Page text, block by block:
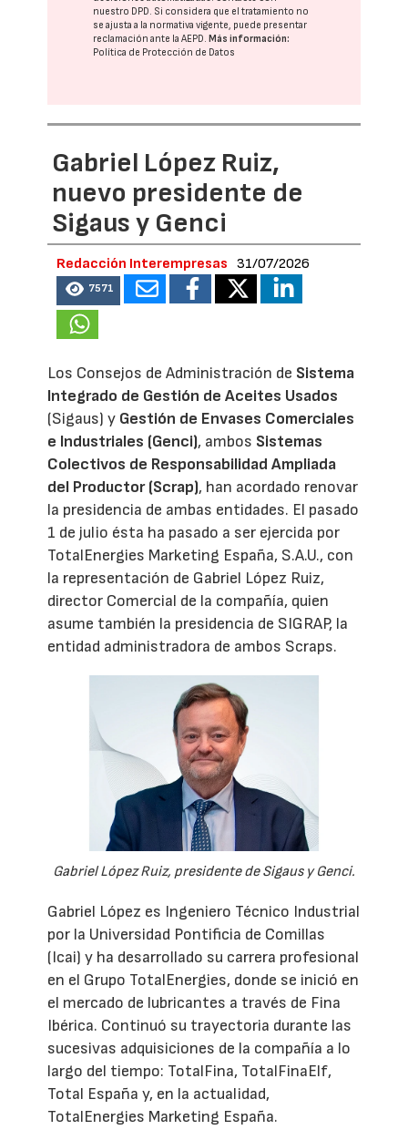
nuestro DPD. Si considera que el tratamiento no
se ajusta a la normativa vigente, puede presentar
reclamación ante laAEPD. Más información:
Política de Protección de Datos
Gabriel López Ruiz,
nuevo presidente de
Sigaus y Genci
Redacción Interempresas 31/07/2026
7571
Los Consejos de Administración de Sistema
Integrado de Gestión de Aceites Usados
(Sigaus) y Gestión de Envases Comerciales
e Industriales (Genci), ambos Sistemas
Colectivos de Responsabilidad Ampliada
del Productor (Scrap), han acordado renovar
la presidencia de ambas entidades. El pasado
1 de julio ésta ha pasado a ser ejercida por
TotalEnergies Marketing España, S.A.U., con
la representación de Gabriel López Ruiz,
director Comercial de la compañía, quien
asume también la presidencia de SIGRAP, la
entidad administradora de ambos Scraps.
Gabriel López Ruiz, presidente de Sigaus y Genci.
Gabriel López es Ingeniero Técnico Industrial
por la Universidad Pontificia de Comillas
(Icai) y ha desarrollado su carrera profesional
en el Grupo TotalEnergies, donde se inició en
el mercado de lubricantes a través de Fina
Ibérica. Continuó su trayectoria durante las
sucesivas adquisiciones de la compañía a lo
largo del tiempo: TotalFina, TotalFinaElf,
Total España y, en la actualidad,
TotalEnergies Marketing España.